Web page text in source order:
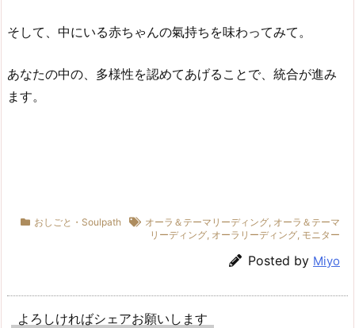
そして、中にいる赤ちゃんの氣持ちを味わってみて。
あなたの中の、多様性を認めてあげることで、統合が進み
ます。
おしごと・Soulpath オーラ＆テーマリーディング, オーラ＆テーマ
リーディング, オーラリーディング, モニター
Posted by Miyo
よろしければシェアお願いします